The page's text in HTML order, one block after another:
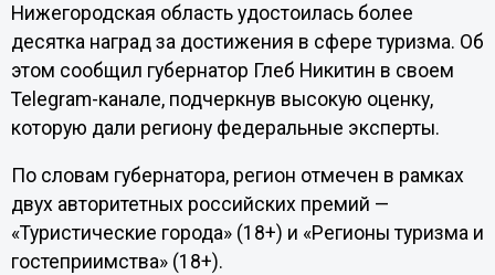
Нижегородская область удостоилась более
десятка наград за достижения в сфере туризма. Об
этом сообщил губернатор Глеб Никитин в своем
Telegram-канале, подчеркнув высокую оценку,
которую дали региону федеральные эксперты.
По словам губернатора, регион отмечен в рамках
двух авторитетных российских премий —
«Туристические города» (18+) и «Регионы туризма и
гостеприимства» (18+).